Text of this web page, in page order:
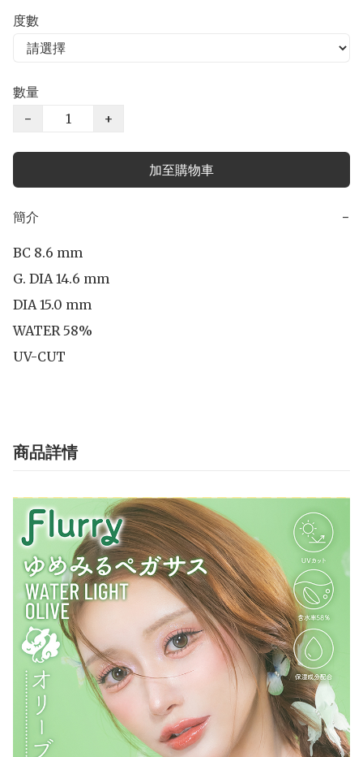
度數
數量
−
+
加至購物車
簡介 −
BC 8.6 mm
G. DIA 14.6 mm
DIA 15.0 mm
WATER 58%
UV-CUT
商品詳情